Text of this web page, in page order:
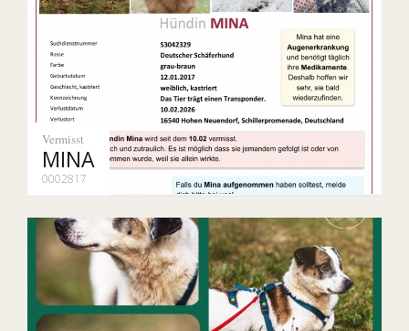
Vermisst
MINA
0002817